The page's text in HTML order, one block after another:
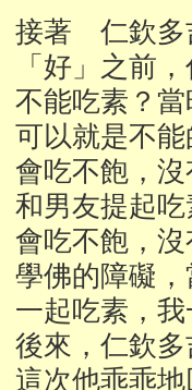
接著 仁欽多
「好」之前
不能吃素？
可以就是不
會吃不飽，
和男友提起
會吃不飽，
學佛的障礙
一起吃素，
後來，仁欽
這次他乖乖